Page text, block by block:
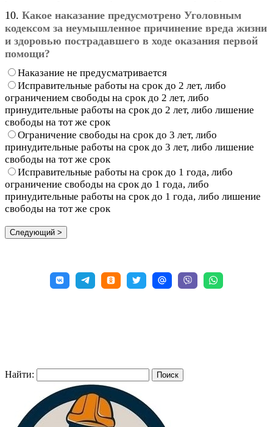
10. Какое наказание предусмотрено Уголовным
кодексом за неумышленное причинение вреда жизни
и здоровью пострадавшего в ходе оказания первой
помощи?
Наказание не предусматривается
Исправительные работы на срок до 2 лет, либо
ограничением свободы на срок до 2 лет, либо
принудительные работы на срок до 2 лет, либо лишение
свободы на тот же срок
Ограничение свободы на срок до 3 лет, либо
принудительные работы на срок до 3 лет, либо лишение
свободы на тот же срок
Исправительные работы на срок до 1 года, либо
ограничение свободы на срок до 1 года, либо
принудительные работы на срок до 1 года, либо лишение
свободы на тот же срок
Найти: